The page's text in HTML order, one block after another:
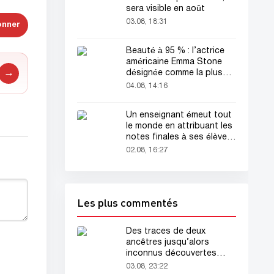
→
sera visible en août
03.08, 18:31
Beauté à 95 % : l’actrice
américaine Emma Stone
désignée comme la plus
belle femme du monde !
04.08, 14:16
Un enseignant émeut tout
le monde en attribuant les
notes finales à ses élèves
avant sa mort
02.08, 16:27
Les plus commentés
Des traces de deux
ancêtres jusqu’alors
inconnus découvertes
dans l’ADN humain
03.08, 23:22